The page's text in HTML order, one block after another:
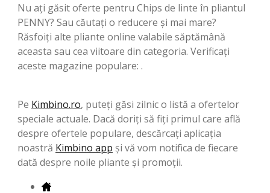
Nu ați găsit oferte pentru Chips de linte în pliantul
PENNY? Sau căutați o reducere și mai mare?
Răsfoiți alte pliante online valabile săptămână
aceasta sau cea viitoare din categoria. Verificați
aceste magazine populare: .
Pe Kimbino.ro, puteți găsi zilnic o listă a ofertelor
speciale actuale. Dacă doriți să fiți primul care află
despre ofertele populare, descărcați aplicația
noastră Kimbino app și vă vom notifica de fiecare
dată despre noile pliante și promoții.